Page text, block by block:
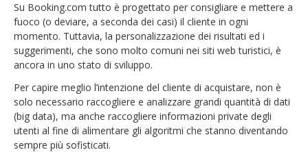
Su Booking.com tutto è progettato per consigliare e mettere a
fuoco (o deviare, a seconda dei casi) il cliente in ogni
momento. Tuttavia, la personalizzazione dei risultati ed i
suggerimenti, che sono molto comuni nei siti web turistici, è
ancora in uno stato di sviluppo.
Per capire meglio l’intenzione del cliente di acquistare, non è
solo necessario raccogliere e analizzare grandi quantità di dati
(big data), ma anche raccogliere informazioni private degli
utenti al fine di alimentare gli algoritmi che stanno diventando
sempre più sofisticati.